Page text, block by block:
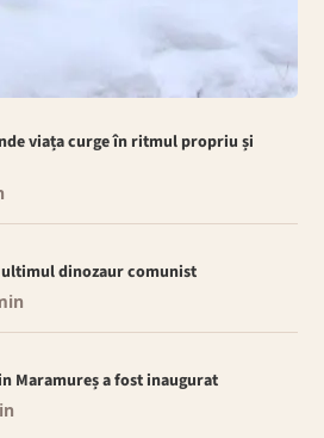
viața curge în ritmul propriu și
ultimul dinozaur comunist
Maramureș a fost inaugurat